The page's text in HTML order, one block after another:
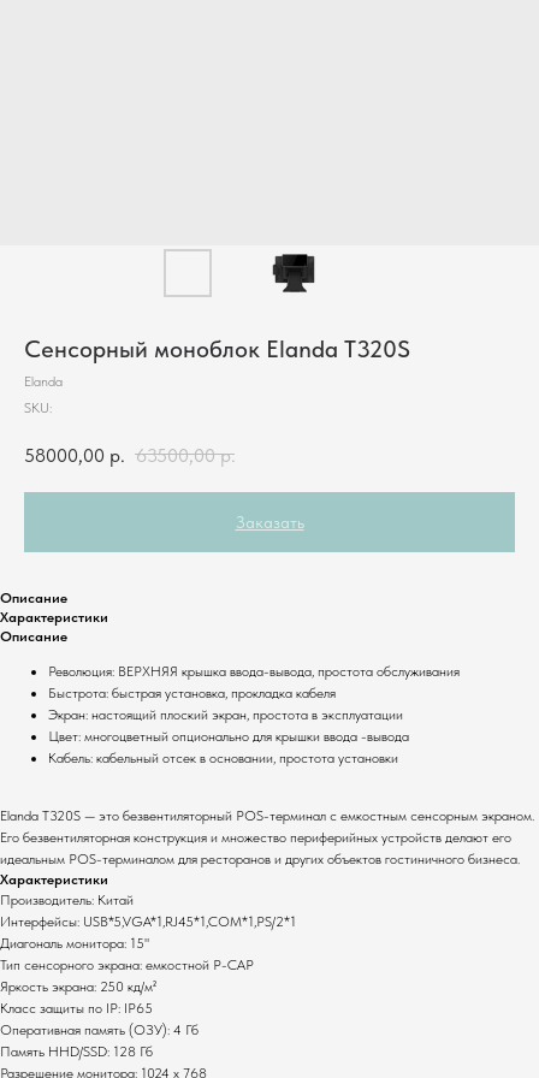
Сенсорный моноблок Elanda T320S
Elanda
SKU:
58000,00 р. 63500,00 р.
Заказать
Описание
Характеристики
Описание
Революция: ВЕРХНЯЯ крышка ввода-вывода, простота обслуживания
Быстрота: быстрая установка, прокладка кабеля
Экран: настоящий плоский экран, простота в эксплуатации
Цвет: многоцветный опционально для крышки ввода -вывода
Кабель: кабельный отсек в основании, простота установки
Elanda T320S — это безвентиляторный POS-терминал с емкостным сенсорным экраном.
Его безвентиляторная конструкция и множество периферийных устройств делают его
идеальным POS-терминалом для ресторанов и других объектов гостиничного бизнеса.
Характеристики
Производитель: Китай
Интерфейсы: USB*5,VGA*1,RJ45*1,COM*1,PS/2*1
Диагональ монитора: 15"
Тип сенсорного экрана: емкостной P-CAP
Яркость экрана: 250 кд/м²
Класс защиты по IP: IP65
Оперативная память (ОЗУ): 4 Гб
Память HHD/SSD: 128 Гб
Разрешение монитора: 1024 х 768
Комплекты
Контакты
Для ресторанов
Для складов
Монтаж оборудования
Общая информация
Полный каталог оборудования
О компании
Настройка систем
Сервисное
обслуживание
Основные услуги
Терминалы сбора данных